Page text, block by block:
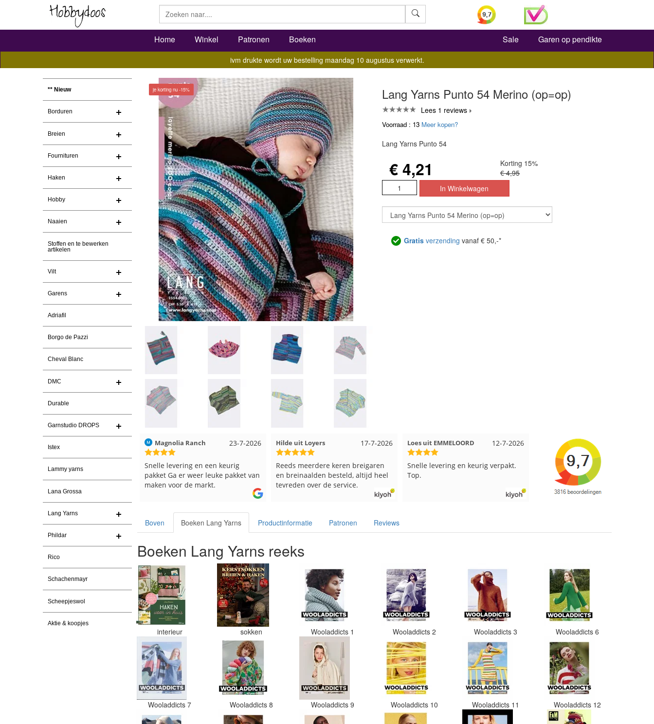
Zoeken
Home Winkel Patronen Boeken Sale Garen op pendikte
ivm drukte wordt uw bestelling maandag 10 augustus verwerkt.
** Nieuw
Borduren
Breien
Fournituren
Haken
Hobby
Naaien
Stoffen en te bewerken
artikelen
Vilt
Garens
Adriafil
Borgo de Pazzi
Cheval Blanc
DMC
Durable
Garnstudio DROPS
Istex
Lammy yarns
Lana Grossa
Lang Yarns
Phildar
Rico
Schachenmayr
Scheepjeswol
Aktie & koopjes
je korting nu -15% Lang Yarns Punto 54 Merino (op=op)
Lees 1 reviews
Voorraad : 13 Meer kopen?
Lang Yarns Punto 54
€ 4,21
Korting 15%
€ 4,95
Gratisverzending vanaf € 50,-*
Christel Vanderlinden
Snelle levering. En prima garen
23-7-2026
Magnolia Ranch
Snelle levering en een keurig
pakket Ga er weer leuke pakket van
maken voor de markt.
17-7-2026
Hilde uit Loyers
Reeds meerdere keren breigaren
en breinaalden besteld, altijd heel
tevreden over de service.
12-7-2026
Loes uit EMMELOORD
Snelle levering en keurig verpakt.
Top.
Nell uit Beuningen
Goed verpakt en snelgeleverd
Boven Boeken Lang Yarns Productinformatie Patronen Reviews
Boeken Lang Yarns reeks
interieur sokken Wooladdicts 1 Wooladdicts 2 Wooladdicts 3 Wooladdicts 6
Wooladdicts 7 Wooladdicts 8 Wooladdicts 9 Wooladdicts 10 Wooladdicts 11 Wooladdicts 12